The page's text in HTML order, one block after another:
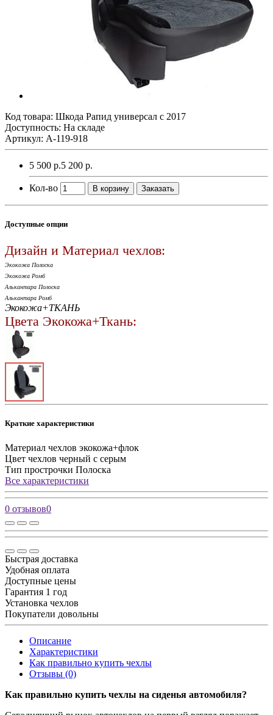
Код товара: Шкода Рапид универсал с 2017
Доступность: На складе
Артикул: A-119-918
5 500 р.5 200 р.
Кол-во В корзину Заказать
Доступные опции
Дизайн и Материал чехлов:
Экокожа Полоска
Экокожа Ромб
Алькантара Полоска
Алькантара Ромб
Экокожа+ТКАНЬ
Цвета Экокожа+Ткань:
Краткие характеристики
Материал чехлов экокожа+флок
Цвет чехлов черный с серым
Тип прострочки Полоска
Все характеристики
0 отзывов0
Быстрая доставка
Удобная оплата
Доступные цены
Гарантия 1 год
Установка чехлов
Покупатели довольны
Описание
Характеристики
Как правильно купить чехлы
Отзывы (0)
Как правильно купить чехлы на сиденья автомобиля?